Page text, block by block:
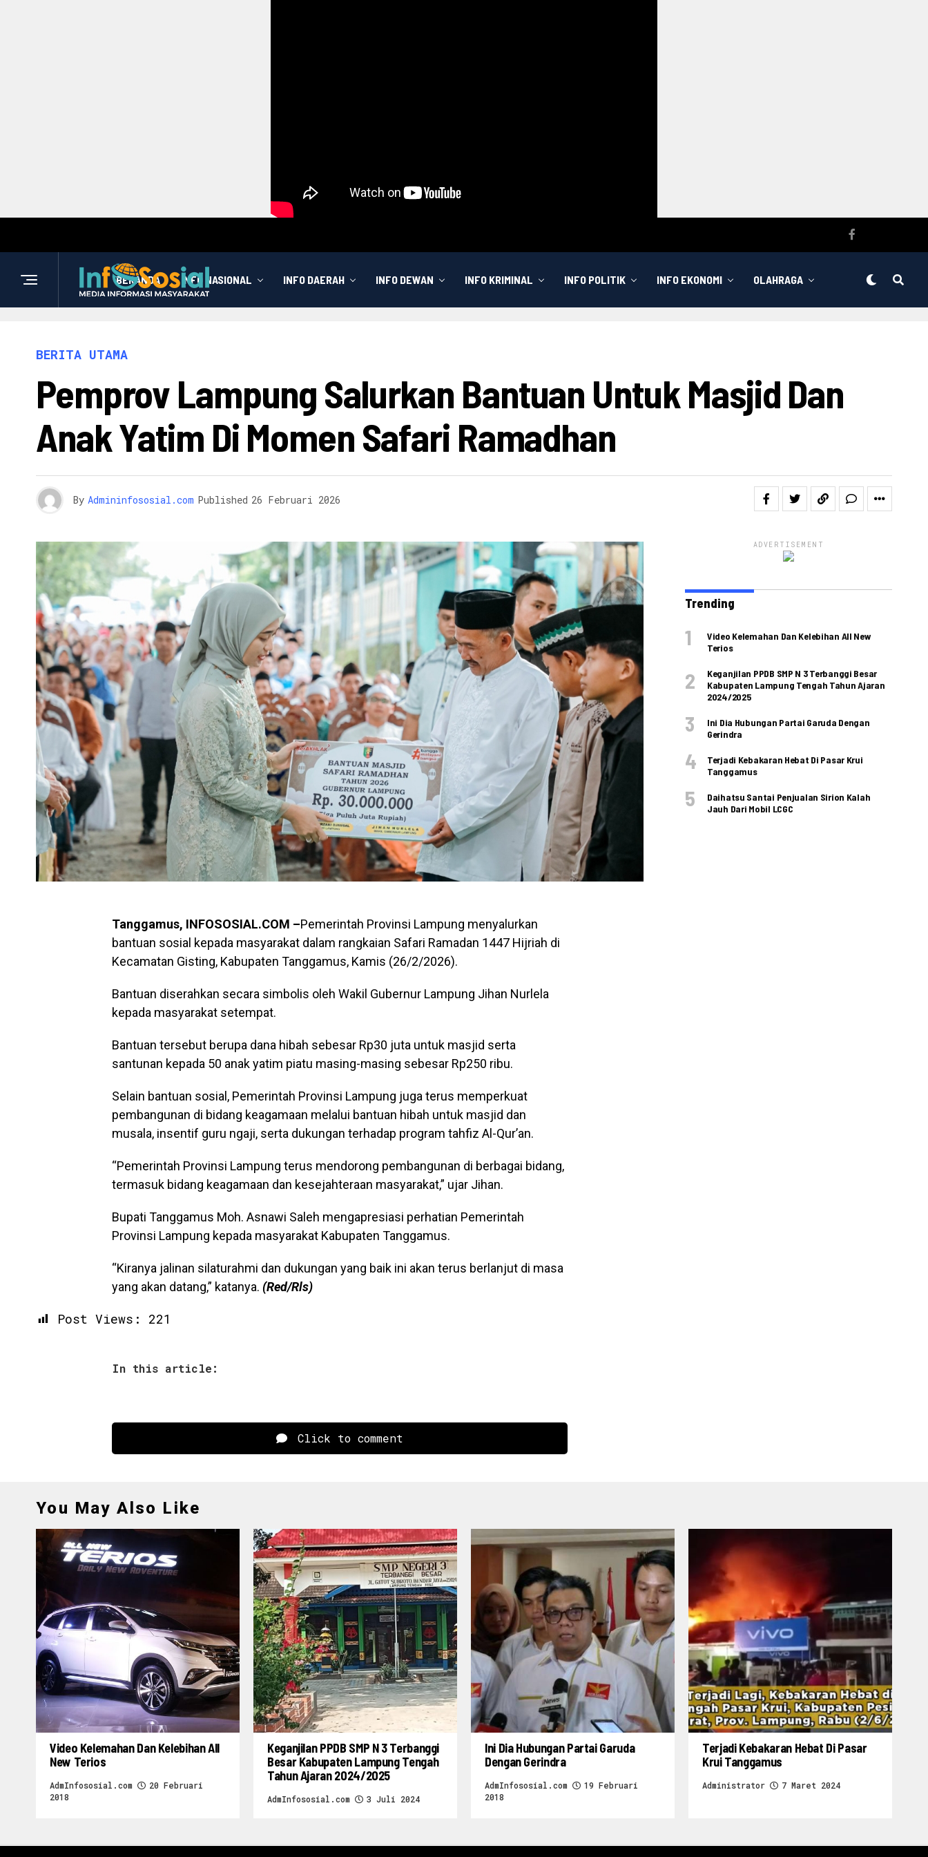
BERANDA INFO NASIONAL INFO DAERAH INFO DEWAN INFO KRIMINAL INFO POLITIK INFO EKONOMI OLAHRAGA
BERITA UTAMA
Pemprov Lampung Salurkan Bantuan Untuk Masjid Dan
Anak Yatim Di Momen Safari Ramadhan
By Admininfososial.com Published 26 Februari 2026
Tanggamus, INFOSOSIAL.COM –Pemerintah Provinsi Lampung menyalurkan
bantuan sosial kepada masyarakat dalam rangkaian Safari Ramadan 1447 Hijriah di
Kecamatan Gisting, Kabupaten Tanggamus, Kamis (26/2/2026).
Bantuan diserahkan secara simbolis oleh Wakil Gubernur Lampung Jihan Nurlela
kepada masyarakat setempat.
Bantuan tersebut berupa dana hibah sebesar Rp30 juta untuk masjid serta
santunan kepada 50 anak yatim piatu masing-masing sebesar Rp250 ribu.
Selain bantuan sosial, Pemerintah Provinsi Lampung juga terus memperkuat
pembangunan di bidang keagamaan melalui bantuan hibah untuk masjid dan
musala, insentif guru ngaji, serta dukungan terhadap program tahfiz Al-Qur’an.
“Pemerintah Provinsi Lampung terus mendorong pembangunan di berbagai bidang,
termasuk bidang keagamaan dan kesejahteraan masyarakat,” ujar Jihan.
Bupati Tanggamus Moh. Asnawi Saleh mengapresiasi perhatian Pemerintah
Provinsi Lampung kepada masyarakat Kabupaten Tanggamus.
“Kiranya jalinan silaturahmi dan dukungan yang baik ini akan terus berlanjut di masa
yang akan datang,” katanya. (Red/Rls)
Post Views: 221
In this article:
Click to comment
ADVERTISEMENT
Trending
Video Kelemahan Dan Kelebihan All New
Terios
Keganjilan PPDB SMP N 3 Terbanggi Besar
Kabupaten Lampung Tengah Tahun Ajaran
2024/2025
Ini Dia Hubungan Partai Garuda Dengan
Gerindra
Terjadi Kebakaran Hebat Di Pasar Krui
Tanggamus
Daihatsu Santai Penjualan Sirion Kalah
Jauh Dari Mobil LCGC
You May Also Like
Video Kelemahan Dan Kelebihan All
New Terios
AdmInfososial.com
20 Februari
2018
Keganjilan PPDB SMP N 3 Terbanggi
Besar Kabupaten Lampung Tengah
Tahun Ajaran 2024/2025
AdmInfososial.com 3 Juli 2024
Ini Dia Hubungan Partai Garuda
Dengan Gerindra
AdmInfososial.com
19 Februari
2018
Terjadi Kebakaran Hebat Di Pasar
Krui Tanggamus
Administrator 7 Maret 2024